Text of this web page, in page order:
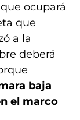
ocupará
que
a la
deberá
baja
el marco